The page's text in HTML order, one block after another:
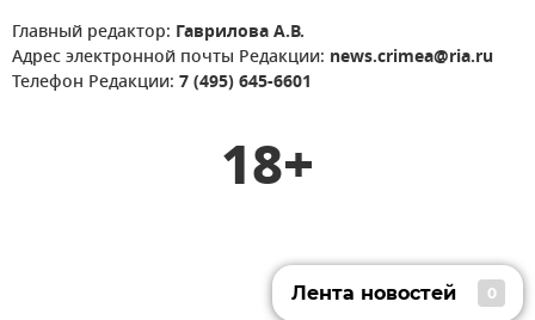
Главный редактор: Гаврилова А.В.
Адрес электронной почты Редакции: news.crimea@ria.ru
Телефон Редакции: 7 (495) 645-6601
18+
Лента новостей 0